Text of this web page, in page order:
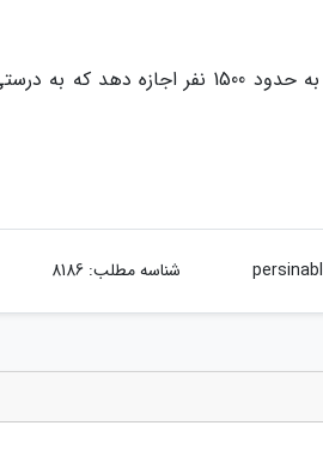
این خبر با جشن هایی همراه بود و سازمان ملل امیدوار است که این حرکت به حدود 1500 نفر اجازه
شناسه مطلب: 8186